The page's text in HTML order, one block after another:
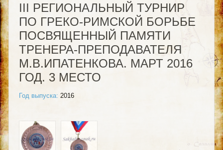
III РЕГИОНАЛЬНЫЙ ТУРНИР
ПО ГРЕКО-РИМСКОЙ БОРЬБЕ
ПОСВЯЩЕННЫЙ ПАМЯТИ
ТРЕНЕРА-ПРЕПОДАВАТЕЛЯ
М.В.ИПАТЕНКОВА. МАРТ 2016
ГОД. 3 МЕСТО
Год выпуска: 2016